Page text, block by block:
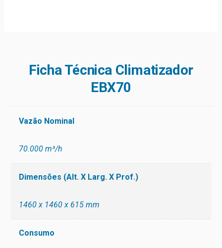
Ficha Técnica Climatizador
EBX70
Vazão Nominal
70.000 m³/h
Dimensões (Alt. X Larg. X Prof.)
1460 x 1460 x 615 mm
Consumo